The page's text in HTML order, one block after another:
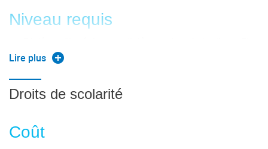
Supply chain et stratégie
espace
Niveau requis
Bac +4 avec au minimum 3 ans d'expérience
professionnelle.
Dérogation possible.
Lire plus
Droits de scolarité
Coût